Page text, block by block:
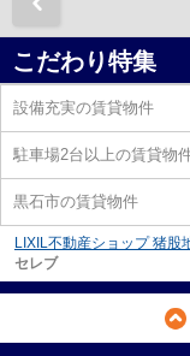
こだわり特集
設備充実の賃貸物件
駐車場2台以上の賃貸物
黒石市の賃貸物件
LIXIL不動産ショップ 猪股
セレブ